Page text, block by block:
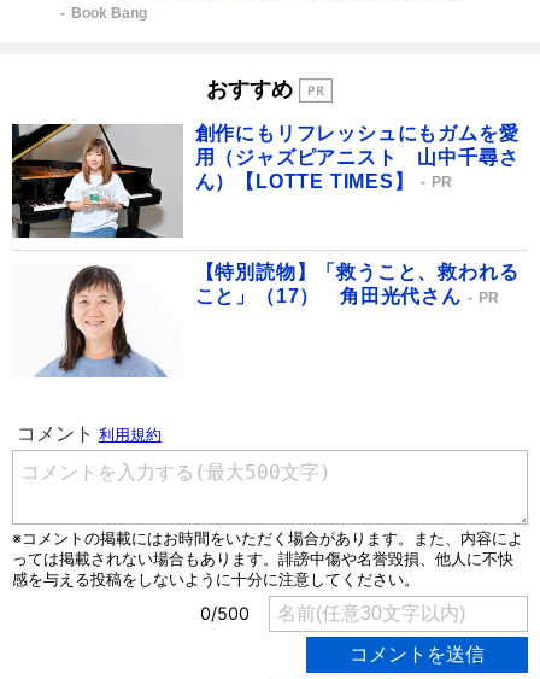
Book Bang
おすすめ
創作にもリフレッシュにもガムを愛
用（ジャズピアニスト 山中千尋さ
ん）【LOTTE TIMES】
PR
【特別読物】「救うこと、救われる
こと」（17） 角田光代さん
PR